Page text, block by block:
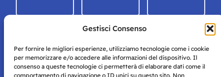
Gestisci Consenso
Per fornire le migliori esperienze, utilizziamo tecnologie come i cookie
per memorizzare e/o accedere alle informazioni del dispositivo. Il
consenso a queste tecnologie ci permetterà di elaborare dati come il
comportamento di navigazione o ID unici su questo sito. Non